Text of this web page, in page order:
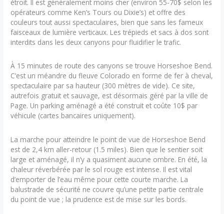
étroit. Il est généralement moins cher (environ 55-70$ selon les
opérateurs comme Ken’s Tours ou Dixie’s) et offre des
couleurs tout aussi spectaculaires, bien que sans les fameux
faisceaux de lumière verticaux. Les trépieds et sacs à dos sont
interdits dans les deux canyons pour fluidifier le trafic.
À 15 minutes de route des canyons se trouve Horseshoe Bend.
C’est un méandre du fleuve Colorado en forme de fer à cheval,
spectaculaire par sa hauteur (300 mètres de vide). Ce site,
autrefois gratuit et sauvage, est désormais géré par la ville de
Page. Un parking aménagé a été construit et coûte 10$ par
véhicule (cartes bancaires uniquement).
La marche pour atteindre le point de vue de Horseshoe Bend
est de 2,4 km aller-retour (1.5 miles). Bien que le sentier soit
large et aménagé, il n’y a quasiment aucune ombre. En été, la
chaleur réverbérée par le sol rouge est intense. Il est vital
d’emporter de l’eau même pour cette courte marche. La
balustrade de sécurité ne couvre qu’une petite partie centrale
du point de vue ; la prudence est de mise sur les bords.